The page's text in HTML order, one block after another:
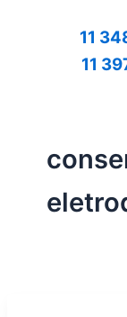
11
11